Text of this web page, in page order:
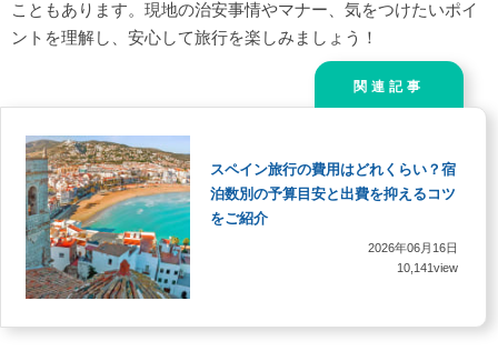
スマホの取り扱いと通信環境
まとめ｜事前の知識が、スペイン旅行をもっと安心で楽し
いものに
こともあります。現地の治安事情やマナー、気をつけたいポイ
ントを理解し、安心して旅行を楽しみましょう！
関連記事
スペイン旅行の費用はどれくらい？宿
泊数別の予算目安と出費を抑えるコツ
をご紹介
2026年06月16日
10,141view